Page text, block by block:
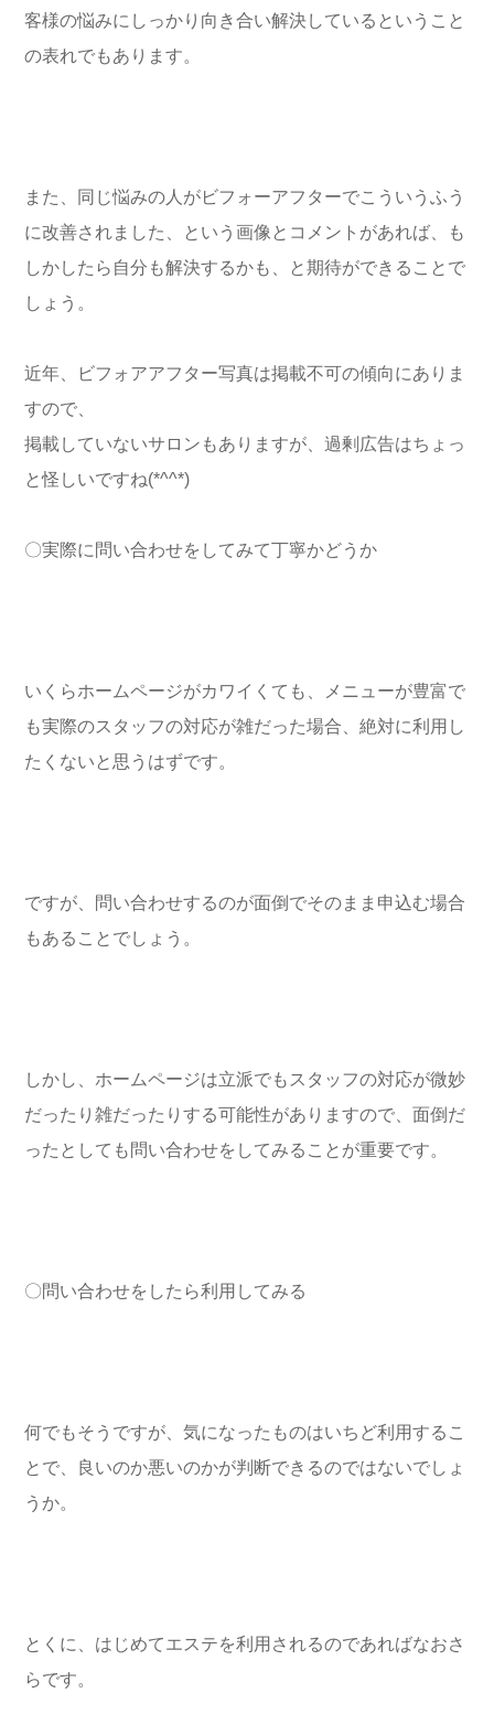
客様の悩みにしっかり向き合い解決しているということ
の表れでもあります。
また、同じ悩みの人がビフォーアフターでこういうふう
に改善されました、という画像とコメントがあれば、も
しかしたら自分も解決するかも、と期待ができることで
しょう。
近年、ビフォアアフター写真は掲載不可の傾向にありま
すので、
掲載していないサロンもありますが、過剰広告はちょっ
と怪しいですね(*^^*)
〇実際に問い合わせをしてみて丁寧かどうか
いくらホームページがカワイくても、メニューが豊富で
も実際のスタッフの対応が雑だった場合、絶対に利用し
たくないと思うはずです。
ですが、問い合わせするのが面倒でそのまま申込む場合
もあることでしょう。
しかし、ホームページは立派でもスタッフの対応が微妙
だったり雑だったりする可能性がありますので、面倒だ
ったとしても問い合わせをしてみることが重要です。
〇問い合わせをしたら利用してみる
何でもそうですが、気になったものはいちど利用するこ
とで、良いのか悪いのかが判断できるのではないでしょ
うか。
とくに、はじめてエステを利用されるのであればなおさ
らです。